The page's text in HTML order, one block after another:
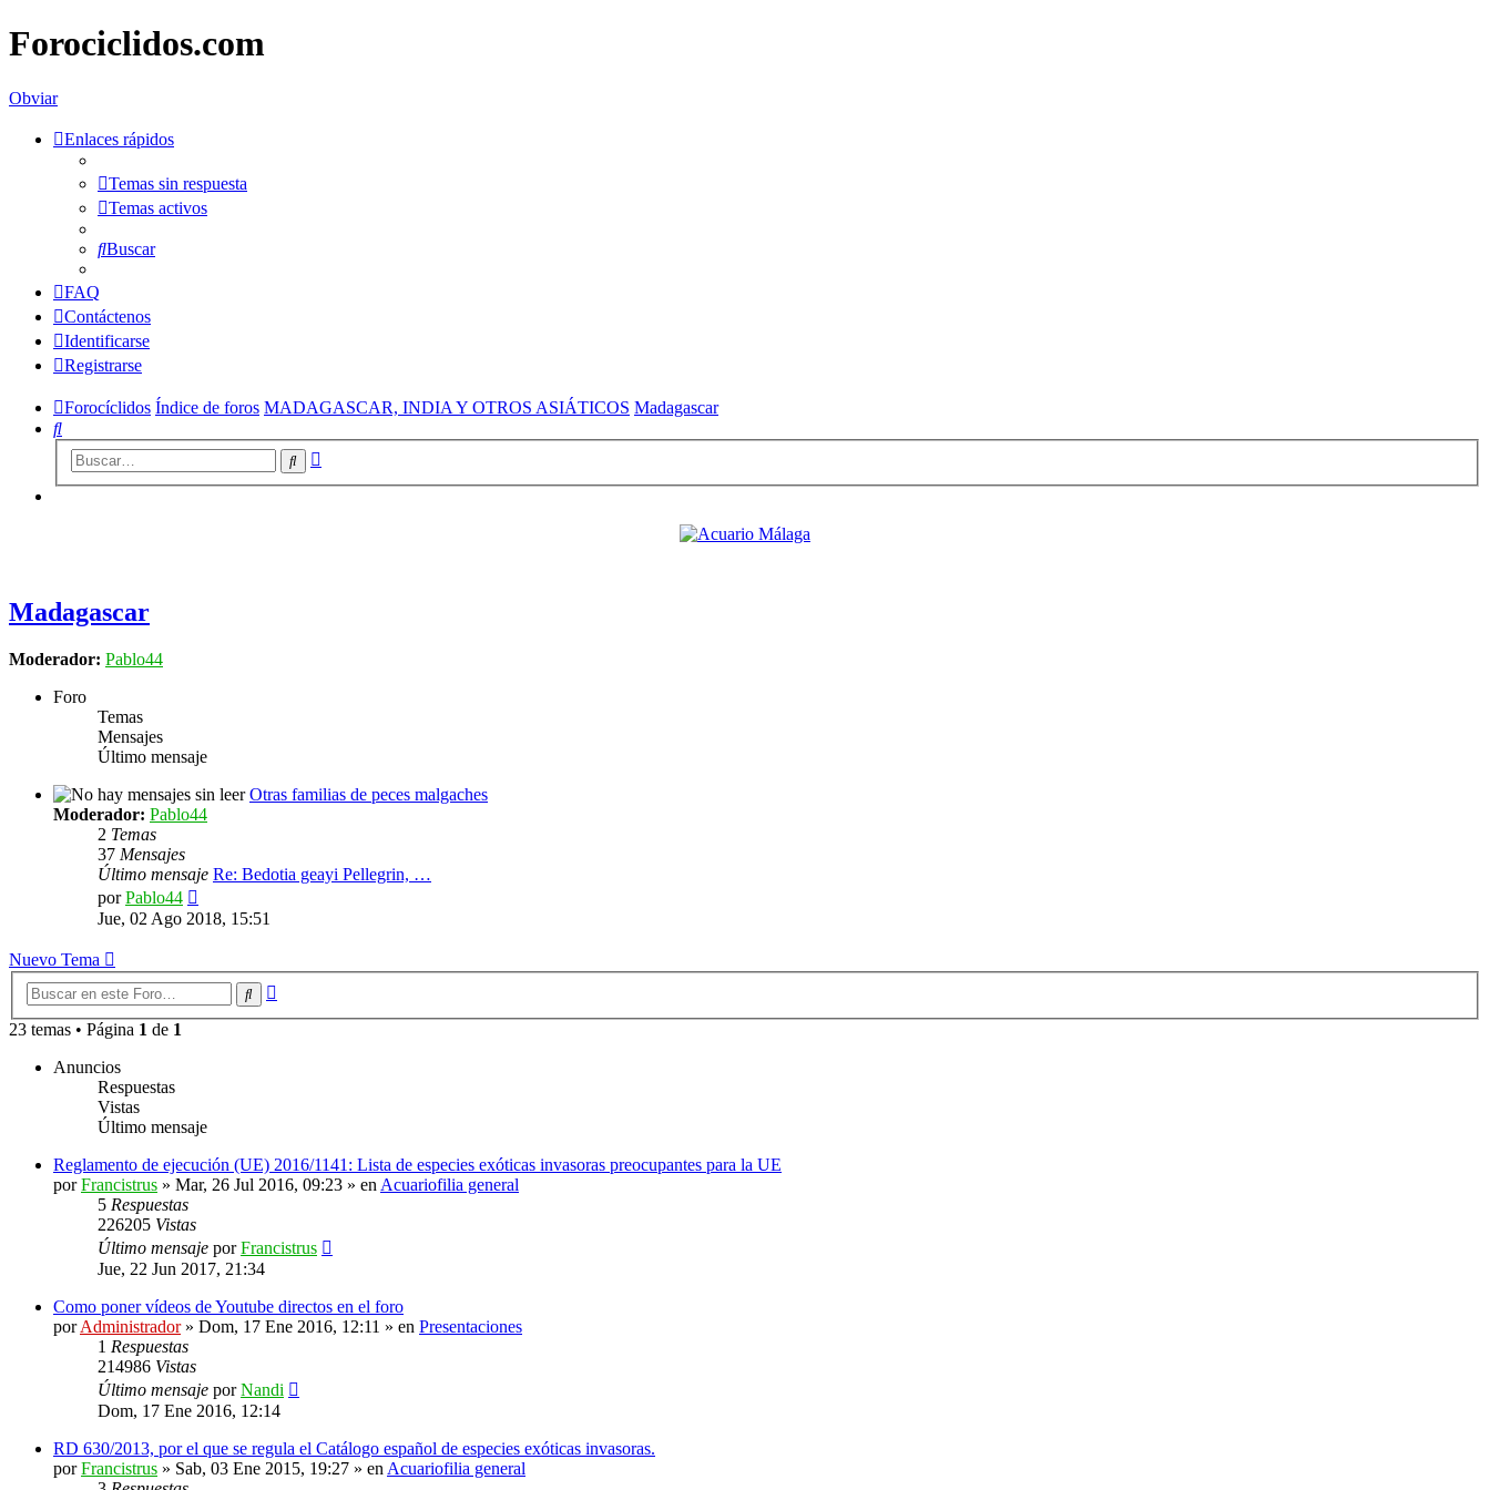
Forociclidos.com
Obviar
Enlaces rápidos
Temas sin respuesta
Temas activos
Buscar
FAQ
Contáctenos
Identificarse
Registrarse
Forocíclidos Índice de foros MADAGASCAR, INDIA Y OTROS ASIÁTICOS Madagascar
Buscar
Buscar
Madagascar
Moderador: Pablo44
Foro
Temas
Mensajes
Último mensaje
Otras familias de peces malgaches
Moderador: Pablo44
2 Temas
37 Mensajes
Último mensaje Re: Bedotia geayi Pellegrin, …
porPablo44
último
mensaje
Jue, 02 Ago 2018, 15:51
Nuevo Tema
Buscar
23 temas • Página 1 de 1
Anuncios
Respuestas
Vistas
Último mensaje
Reglamento de ejecución (UE) 2016/1141: Lista de especies exóticas invasoras preocupantes para la UE
porFrancistrus » Mar, 26 Jul 2016, 09:23 » en Acuariofilia general
5 Respuestas
226205 Vistas
Último mensaje porFrancistrus
Jue, 22 Jun 2017, 21:34
Como poner vídeos de Youtube directos en el foro
porAdministrador» Dom, 17 Ene 2016, 12:11 » en Presentaciones
1 Respuestas
214986 Vistas
Último mensaje porNandi
Dom, 17 Ene 2016, 12:14
RD 630/2013, por el que se regula el Catálogo español de especies exóticas invasoras.
porFrancistrus » Sab, 03 Ene 2015, 19:27 » en Acuariofilia general